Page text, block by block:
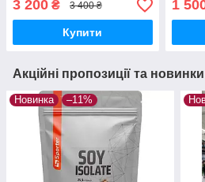
3 200 ₴ 3 400 ₴
Купити
1
Акційні пропозиції та новинки
Новинка –11%